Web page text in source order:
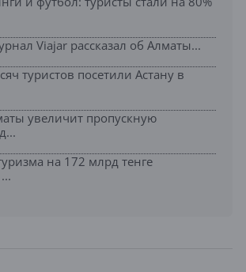
Viajar рассказал об Алматы...
туристов посетили Астану в
увеличит пропускную
на 172 млрд тенге